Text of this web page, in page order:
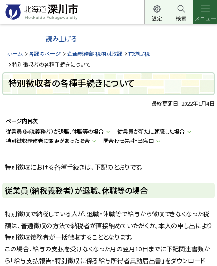
本
文
へ
ー
北
道
深
川
市
H
k
a
d
o
a
a
w
a
i
t
y
設定 検索 メニュー
読み上げる
ホーム 各課のページ 企画総務部 税務財政課
市道民税
特別徴収者の各種手続きについて
特別徴収者の各種手続きについて
最終更新日: 2022年1月4日
ページ内目次
従業員（納税義務者）が退職、休職等の場合
従業員が新たに就職した場合
特別徴収義務者に変更があった場合
問合わせ先・担当窓口
特別徴収における各種手続きは、下記のとおりです。
従業員（納税義務者）が退職、休職等の場合
特別徴収で納税している人が、退職・休職等で給与から徴収できなくなった税
額は、普通徴収の方法で納税者が直接納めていただくか、本人の申し出により
特別徴収義務者が一括徴収することとなります。
この場合、給与の支払を受けなくなった月の翌月10日までに下記関連書類か
ら「給与支払報告・特別徴収に係る給与所得者異動届出書」をダウンロード